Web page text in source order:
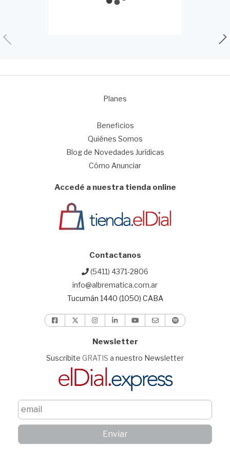
Planes
Beneficios
Quiénes Somos
Blog de Novedades Jurídicas
Cómo Anunciar
Accedé a nuestra tienda online
Contactanos
(5411) 4371-2806
info@albrematica.com.ar
Tucumán 1440 (1050) CABA
Newsletter
Suscribite GRATIS a nuestro Newsletter